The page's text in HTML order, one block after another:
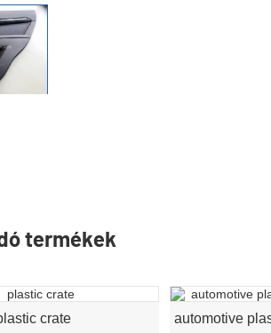
termékek
crate